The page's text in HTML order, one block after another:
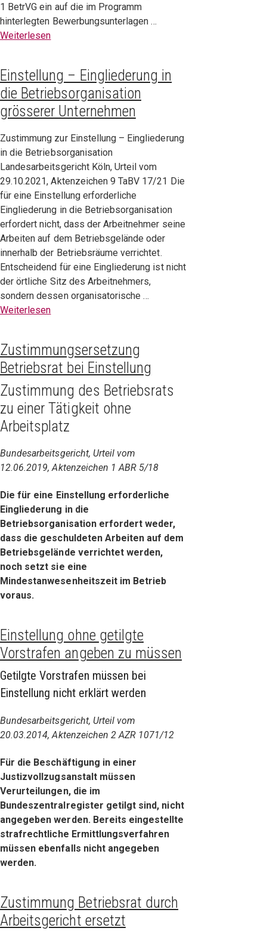
1 BetrVG ein auf die im Programm
hinterlegten Bewerbungsunterlagen …
Weiterlesen
Einstellung – Eingliederung in
die Betriebsorganisation
grösserer Unternehmen
Zustimmung zur Einstellung – Eingliederung
in die Betriebsorganisation
Landesarbeitsgericht Köln, Urteil vom
29.10.2021, Aktenzeichen 9 TaBV 17/21 Die
für eine Einstellung erforderliche
Eingliederung in die Betriebsorganisation
erfordert nicht, dass der Arbeitnehmer seine
Arbeiten auf dem Betriebsgelände oder
innerhalb der Betriebsräume verrichtet.
Entscheidend für eine Eingliederung ist nicht
der örtliche Sitz des Arbeitnehmers,
sondern dessen organisatorische …
Weiterlesen
Zustimmungsersetzung
Betriebsrat bei Einstellung
Zustimmung des Betriebsrats
zu einer Tätigkeit ohne
Arbeitsplatz
Bundesarbeitsgericht, Urteil vom
12.06.2019, Aktenzeichen 1 ABR 5/18
Die für eine Einstellung erforderliche
Eingliederung in die
Betriebsorganisation erfordert weder,
dass die geschuldeten Arbeiten auf dem
Betriebsgelände verrichtet werden,
noch setzt sie eine
Mindestanwesenheitszeit im Betrieb
voraus.
Einstellung ohne getilgte
Vorstrafen angeben zu müssen
Getilgte Vorstrafen müssen bei
Einstellung nicht erklärt werden
Bundesarbeitsgericht, Urteil vom
20.03.2014, Aktenzeichen 2 AZR 1071/12
Für die Beschäftigung in einer
Justizvollzugsanstalt müssen
Verurteilungen, die im
Bundeszentralregister getilgt sind, nicht
angegeben werden. Bereits eingestellte
strafrechtliche Ermittlungsverfahren
müssen ebenfalls nicht angegeben
werden.
Zustimmung Betriebsrat durch
Arbeitsgericht ersetzt